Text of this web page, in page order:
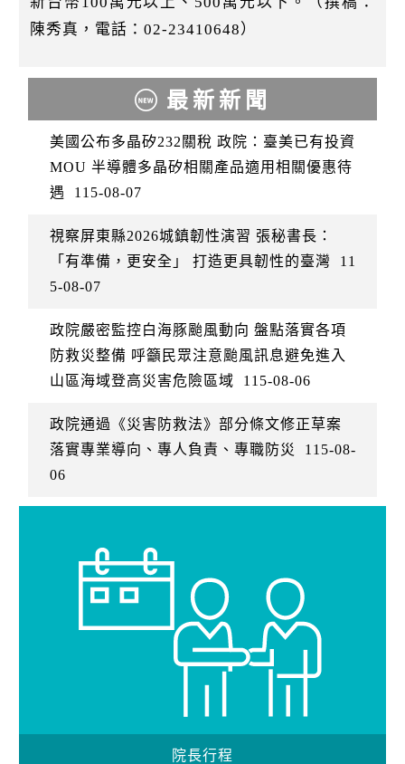
陳秀真，電話：02-23410648）
最新新聞
美國公布多晶矽232關稅 政院：臺美已有投資
MOU 半導體多晶矽相關產品適用相關優惠待
遇
115-08-07
視察屏東縣2026城鎮韌性演習 張秘書長：
「有準備，更安全」 打造更具韌性的臺灣
11
5-08-07
政院嚴密監控白海豚颱風動向 盤點落實各項
防救災整備 呼籲民眾注意颱風訊息避免進入
山區海域登高災害危險區域
115-08-06
政院通過《災害防救法》部分條文修正草案
落實專業導向、專人負責、專職防災
115-08-
06
院長行程